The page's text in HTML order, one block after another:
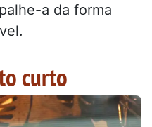
a da forma
curto